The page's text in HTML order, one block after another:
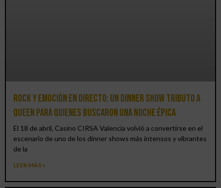
Rock y emoción en directo: un Dinner Show Tributo a
Queen para quienes buscaron una noche épica
El 18 de abril, Casino CIRSA Valencia volvió a convertirse en el
escenario de uno de los dinner shows más intensos y vibrantes
de la
LEER MÁS »